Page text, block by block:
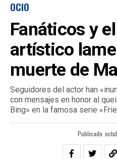
OCIO
Fanáticos y
artístico
muerte de
Seguidores del actor han
con mensajes en honor al
Bing» en la famosa serie
Publicado